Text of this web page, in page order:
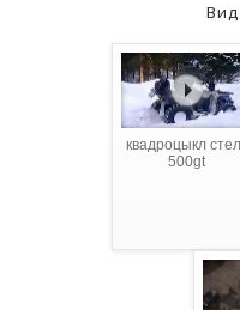
квадроцыкл
500gt